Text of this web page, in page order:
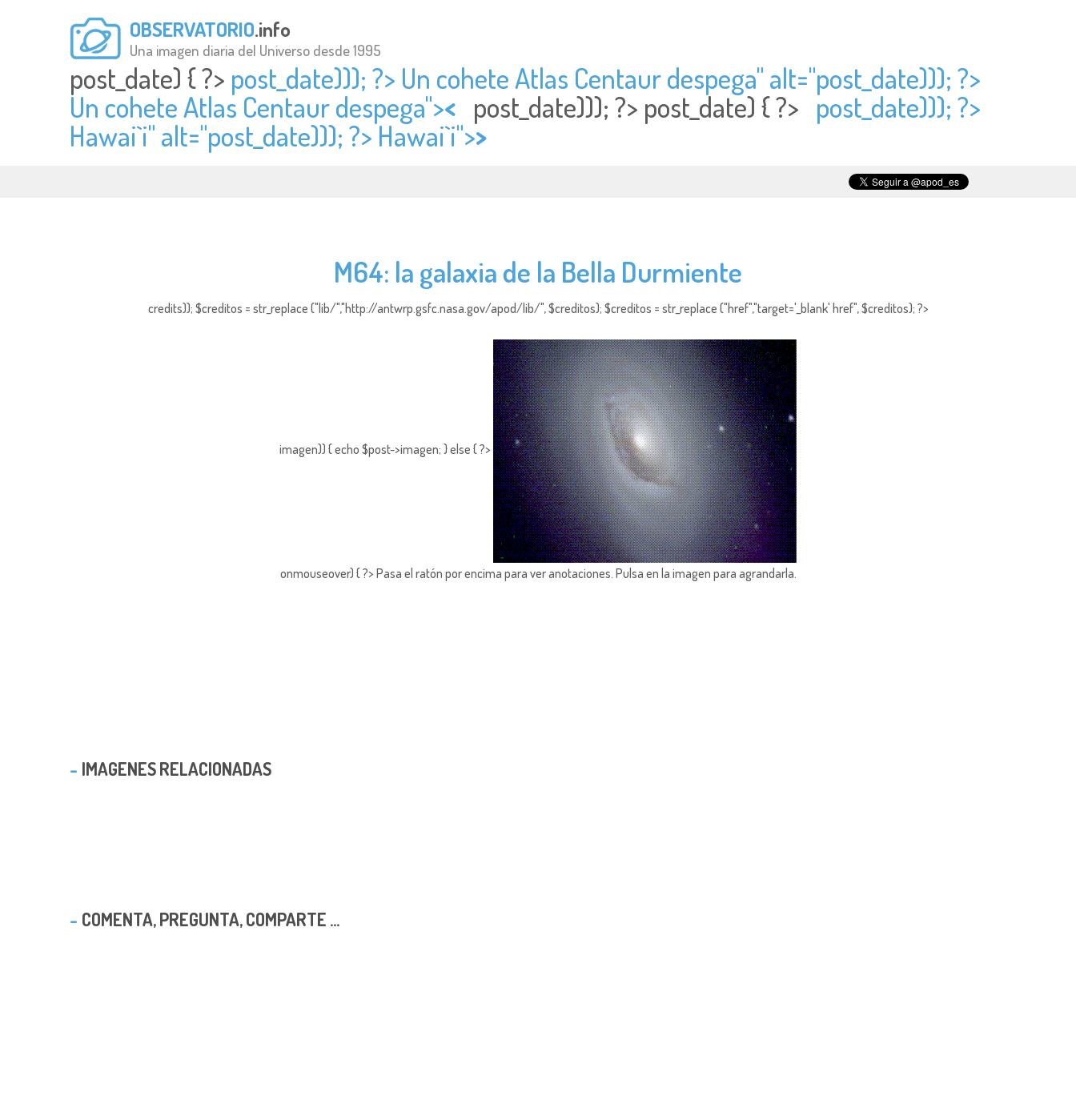
OBSERVATORIO.info
Una imagen diaria del Universo desde 1995
post_date) { ?> post_date))); ?> Un cohete Atlas Centaur despega" alt="post_date))); ?>
Un cohete Atlas Centaur despega">< post_date))); ?> post_date) { ?> post_date))); ?>
Hawai`i" alt="post_date))); ?> Hawai`i">>
M64: la galaxia de la Bella Durmiente
credits)); $creditos = str_replace ("lib/","http://antwrp.gsfc.nasa.gov/apod/lib/", $creditos); $creditos = str_replace ("href","target='_blank' href", $creditos); ?>
imagen)) { echo $post->imagen; } else { ?>
onmouseover) { ?> Pasa el ratón por encima para ver anotaciones. Pulsa en la imagen para agrandarla.
IMAGENES RELACIONADAS
COMENTA, PREGUNTA, COMPARTE ...